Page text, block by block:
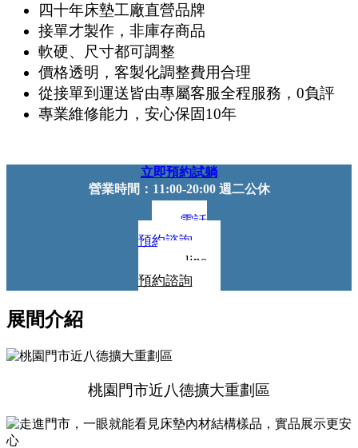
四十年床墊工廠直營品牌
接單才製作，非庫存商品
軟硬、尺寸都可調整
價格透明，客製化調整費用合理
從接單到運送皆由專屬客服全程服務，0負評
專業維修能力，安心保固10年
立即預約試躺
營業時間：11:00-20:00 週二公休
電話
預約諮詢
line
預約諮詢
展間介紹
桃園門市近八德擴大重劃區